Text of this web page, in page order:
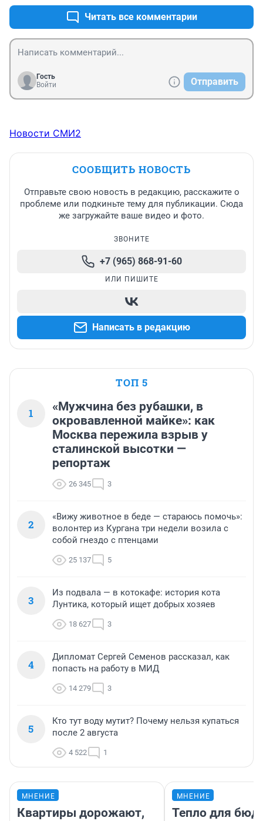
Читать все комментарии
Гость
Войти
Отправить
Новости СМИ2
СООБЩИТЬ НОВОСТЬ
Отправьте свою новость в редакцию, расскажите о
проблеме или подкиньте тему для публикации. Сюда
же загружайте ваше видео и фото.
ЗВОНИТЕ
+7 (965) 868-91-60
ИЛИ ПИШИТЕ
Написать в редакцию
ТОП 5
1
«Мужчина без рубашки, в
окровавленной майке»: как
Москва пережила взрыв у
сталинской высотки —
репортаж
26 345 3
2
«Вижу животное в беде — стараюсь помочь»:
волонтер из Кургана три недели возила с
собой гнездо с птенцами
25 137 5
3
Из подвала — в котокафе: история кота
Лунтика, который ищет добрых хозяев
18 627 3
4
Дипломат Сергей Семенов рассказал, как
попасть на работу в МИД
14 279 3
5
Кто тут воду мутит? Почему нельзя купаться
после 2 августа
4 522 1
МНЕНИЕ
Квартиры дорожают,
МНЕНИЕ
Тепло для